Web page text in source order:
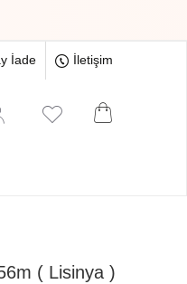
İade İletişim
( Lisinya )